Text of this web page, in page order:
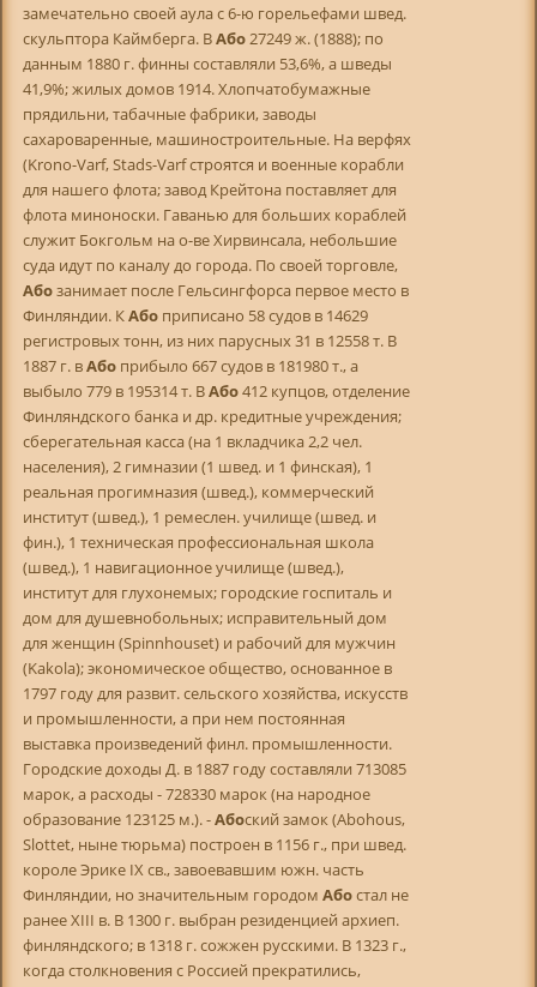
замечательно своей аула с 6-ю горельефами швед.
скульптора Каймберга. ВАбо27249 ж. (1888); по
данным 1880 г. финны составляли 53,6%, а шведы
41,9%; жилых домов 1914. Хлопчатобумажные
прядильни, табачные фабрики, заводы
сахароваренные, машиностроительные. На верфях
(Krono-Varf, Stads-Varf строятся и военные корабли
для нашего флота; завод Крейтона поставляет для
флота миноноски. Гаванью для больших кораблей
служит Бокгольм на о-ве Хирвинсала, небольшие
суда идут по каналу до города. По своей торговле,
Абозанимает после Гельсингфорса первое место в
Финляндии. КАбо приписано 58 судов в 14629
регистровых тонн, из них парусных 31 в 12558 т. В
1887 г. вАбо прибыло 667 судов в 181980 т., а
выбыло 779 в 195314 т. ВАбо412 купцов, отделение
Финляндского банка и др. кредитные учреждения;
сберегательная касса (на 1 вкладчика 2,2 чел.
населения), 2 гимназии (1 швед. и 1 финская), 1
реальная прогимназия (швед.), коммерческий
институт (швед.), 1 ремеслен. училище (швед. и
фин.), 1 техническая профессиональная школа
(швед.), 1 навигационное училище (швед.),
институт для глухонемых; городские госпиталь и
дом для душевнобольных; исправительный дом
для женщин (Spinnhouset) и рабочий для мужчин
(Kakola); экономическое общество, основанное в
1797 году для развит. сельского хозяйства, искусств
и промышленности, а при нем постоянная
выставка произведений финл. промышленности.
Городские доходы Д. в 1887 году составляли 713085
марок, а расходы - 728330 марок (на народное
образование 123125 м.). -Абоский замок (Abohous,
Slottet, ныне тюрьма) построен в 1156 г., при швед.
короле Эрике IX св., завоевавшим южн. часть
Финляндии, но значительным городом Абостал не
ранее XIII в. В 1300 г. выбран резиденцией архиеп.
финляндского; в 1318 г. сожжен русскими. В 1323 г.,
когда столкновения с Россией прекратились,